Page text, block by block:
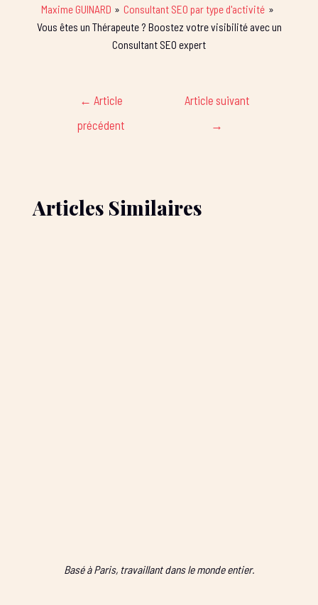
Maxime GUINARD
Consultant SEO par type d'activité
Vous êtes un Thérapeute ? Boostez votre visibilité avec un
Consultant SEO expert
← Article
précédent
Article suivant
→
Articles Similaires
Basé à Paris, travaillant dans le monde entier.